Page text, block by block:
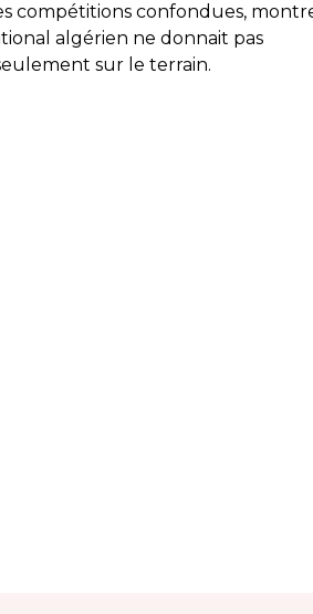
compétitions confondues,
algérien ne donnait pas
sur le terrain.